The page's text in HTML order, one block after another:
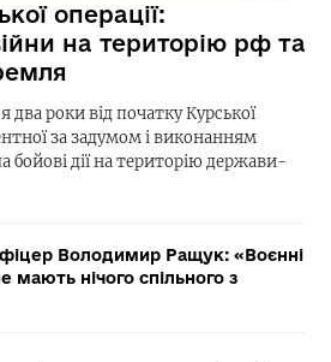
операції:
на територію рф та
два роки від початку Курської
за задумом і виконанням
бойові дії на територію держави-
Володимир Ращук: «Воєнні
мають нічого спільного з